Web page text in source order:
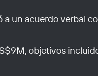
a un acuerdo verbal
objetivos